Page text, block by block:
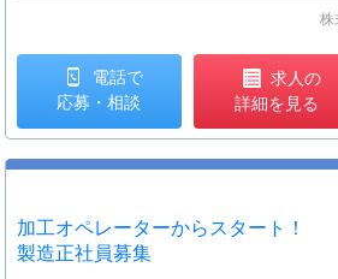
株
電話で
応募・相談
求人の
詳細を見る
加工オペレーターからスタート！
製造正社員募集